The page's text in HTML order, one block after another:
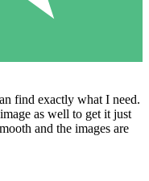
find exactly what I need.
as well to get it just
and the images are